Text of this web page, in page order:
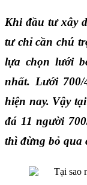
Khi đầu tư xây
tư chỉ cần chú
lựa chọn lưới
nhất. Lưới
hiện nay. Vậy
đá 11 người
thì đừng bỏ qua